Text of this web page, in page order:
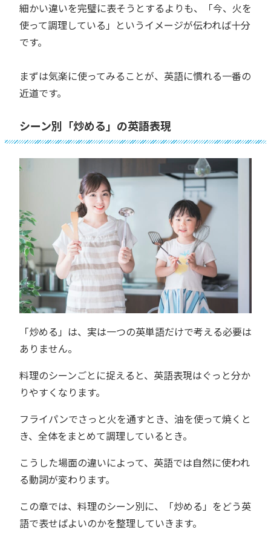
細かい違いを完璧に表そうとするよりも、「今、火を
使って調理している」というイメージが伝われば十分
です。
まずは気楽に使ってみることが、英語に慣れる一番の
近道です。
シーン別「炒める」の英語表現
「炒める」は、実は一つの英単語だけで考える必要は
ありません。
料理のシーンごとに捉えると、英語表現はぐっと分か
りやすくなります。
フライパンでさっと火を通すとき、油を使って焼くと
き、全体をまとめて調理しているとき。
こうした場面の違いによって、英語では自然に使われ
る動詞が変わります。
この章では、料理のシーン別に、「炒める」をどう英
語で表せばよいのかを整理していきます。